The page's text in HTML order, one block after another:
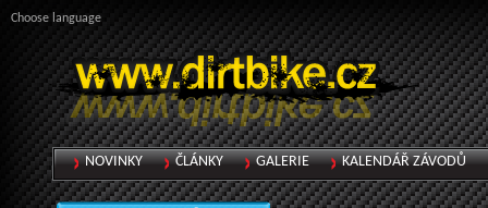
NOVINKY ČLÁNKY GALERIE KALENDÁŘ ZÁVODŮ
Choose language